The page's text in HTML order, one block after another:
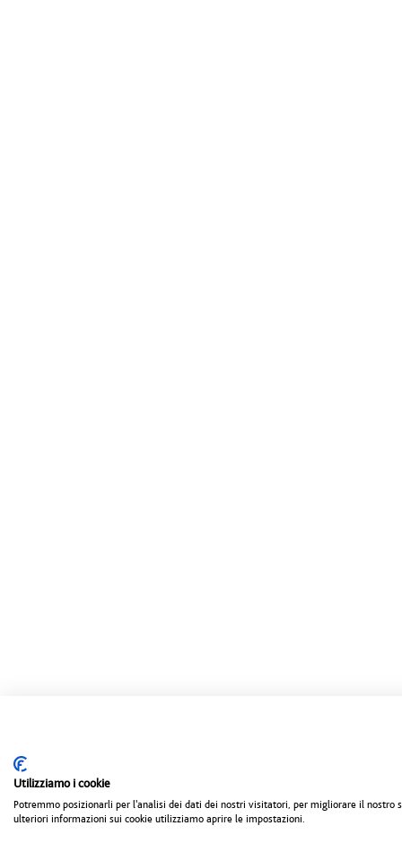
Utilizziamo i cookie
Potremmo posizionarli per l'analisi dei dati dei nostri visitatori, per migliorare il nostro
ulteriori informazioni sui cookie utilizziamo aprire le impostazioni.